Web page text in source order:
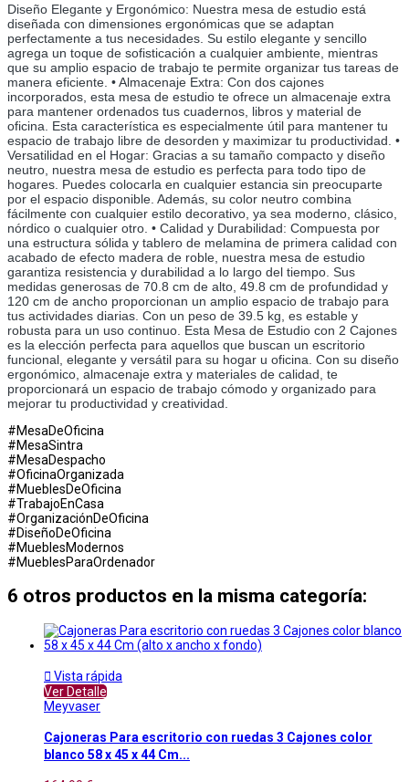
Diseño Elegante y Ergonómico: Nuestra mesa de estudio está
diseñada con dimensiones ergonómicas que se adaptan
perfectamente a tus necesidades. Su estilo elegante y sencillo
agrega un toque de sofisticación a cualquier ambiente, mientras
que su amplio espacio de trabajo te permite organizar tus tareas de
manera eficiente. • Almacenaje Extra: Con dos cajones
incorporados, esta mesa de estudio te ofrece un almacenaje extra
para mantener ordenados tus cuadernos, libros y material de
oficina. Esta característica es especialmente útil para mantener tu
espacio de trabajo libre de desorden y maximizar tu productividad. •
Versatilidad en el Hogar: Gracias a su tamaño compacto y diseño
neutro, nuestra mesa de estudio es perfecta para todo tipo de
hogares. Puedes colocarla en cualquier estancia sin preocuparte
por el espacio disponible. Además, su color neutro combina
fácilmente con cualquier estilo decorativo, ya sea moderno, clásico,
nórdico o cualquier otro. • Calidad y Durabilidad: Compuesta por
una estructura sólida y tablero de melamina de primera calidad con
acabado de efecto madera de roble, nuestra mesa de estudio
garantiza resistencia y durabilidad a lo largo del tiempo. Sus
medidas generosas de 70.8 cm de alto, 49.8 cm de profundidad y
120 cm de ancho proporcionan un amplio espacio de trabajo para
tus actividades diarias. Con un peso de 39.5 kg, es estable y
robusta para un uso continuo. Esta Mesa de Estudio con 2 Cajones
es la elección perfecta para aquellos que buscan un escritorio
funcional, elegante y versátil para su hogar u oficina. Con su diseño
ergonómico, almacenaje extra y materiales de calidad, te
proporcionará un espacio de trabajo cómodo y organizado para
mejorar tu productividad y creatividad.
#MesaDeOficina
#MesaSintra
#MesaDespacho
#OficinaOrganizada
#MueblesDeOficina
#TrabajoEnCasa
#OrganizaciónDeOficina
#DiseñoDeOficina
#MueblesModernos
#MueblesParaOrdenador
6 otros productos en la misma categoría:
 Vista rápida
Ver Detalle
Meyvaser
Cajoneras Para escritorio con ruedas 3 Cajones color
blanco 58 x 45 x 44 Cm...